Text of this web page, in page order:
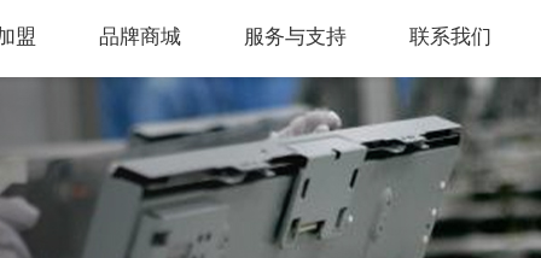
盟 品牌商城 服务与支持 联系我们